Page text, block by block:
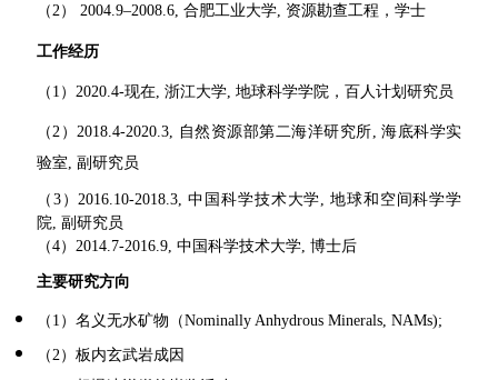
（2） 2004.9–2008.6, 合肥工业大学, 资源勘查工程，学士
工作经历
（1） 2020.4-现在, 浙江大学, 地球科学学院 ， 百人计划 研究员
（2） 2018.4-2020.3, 自然资源部第二海洋研究所 ,海底科学实
验室
副研究员
（3） 2016.10-2018.3,中国科学技术大学 ,地球和空间科学学
院
副研究员
（4） 2014.7-2016.9, 中国科学技术大学, 博士后
主要研究方向
（1）名义无水矿物 （Nominally Anhydrous Minerals, NAMs);
（2）板内玄武岩成因